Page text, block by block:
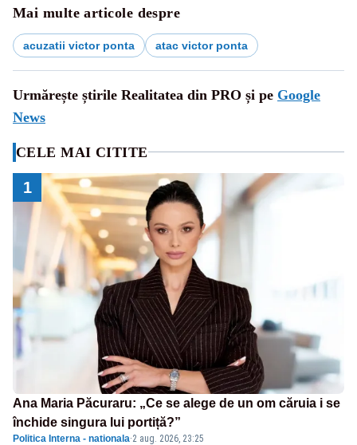
Mai multe articole despre
acuzatii victor ponta atac victor ponta
Urmărește știrile Realitatea din PRO și pe Google
News
CELE MAI CITITE
1
Ana Maria Păcuraru: „Ce se alege de un om căruia i se
închide singura lui portiță?”
Politica Interna - nationala·2 aug. 2026, 23:25